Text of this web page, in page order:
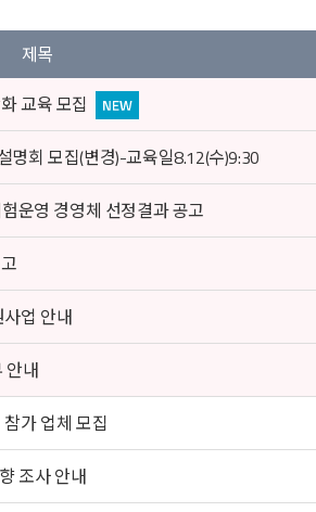
제목
교육 모집
명회 모집(변경)-교육일8.12(수)9:30
운영 경영체 선정결과 공고
업 안내
안내
가 업체 모집
조사 안내